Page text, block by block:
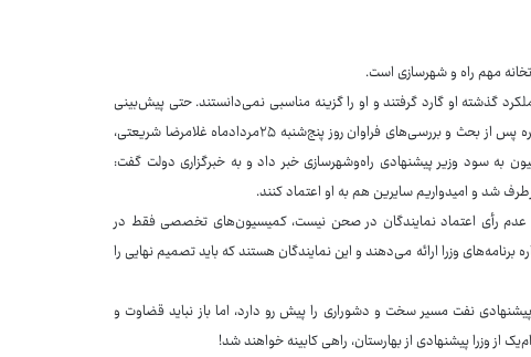
مهم راه و شهرسازی است.
گذشته او گارد گرفتند و او را گزینه مناسبی نمی‌دانستند. حتی پیش‌بینی
می‌شد او نتواند رأی اعتماد کمیسیون عمران را به دست آورد، اما بالاخره پس از بحث و بررسی‌های فراوان روز پنج‌شنبه ۲۵مردادماه غلامرضا شریعتی،
سود وزیر پیشنهادی راه‌وشهرسازی خبر داد و به خبرگزاری دولت گفت:
شد و امیدواریم سایرین هم به او اعتماد کنند.
یا عدم رأی اعتماد نمایندگان در صحن نیست، کمیسیون‌های تخصصی فقط در
وزرا ارائه می‌دهند و این نمایندگان هستند که باید تصمیم نهایی را
نفت مسیر سخت و دشوراری را پیش رو دارد، اما باز نباید قضاوت و
وزرا پیشنهادی از بهارستان، راهی کابینه خواهند شد!